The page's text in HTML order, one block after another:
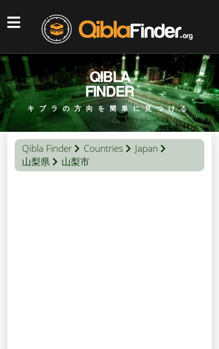
QIBLA
FINDER
キブラの方向を簡単に見つける
Qibla Finder Countries
Japan
山梨県
山梨市